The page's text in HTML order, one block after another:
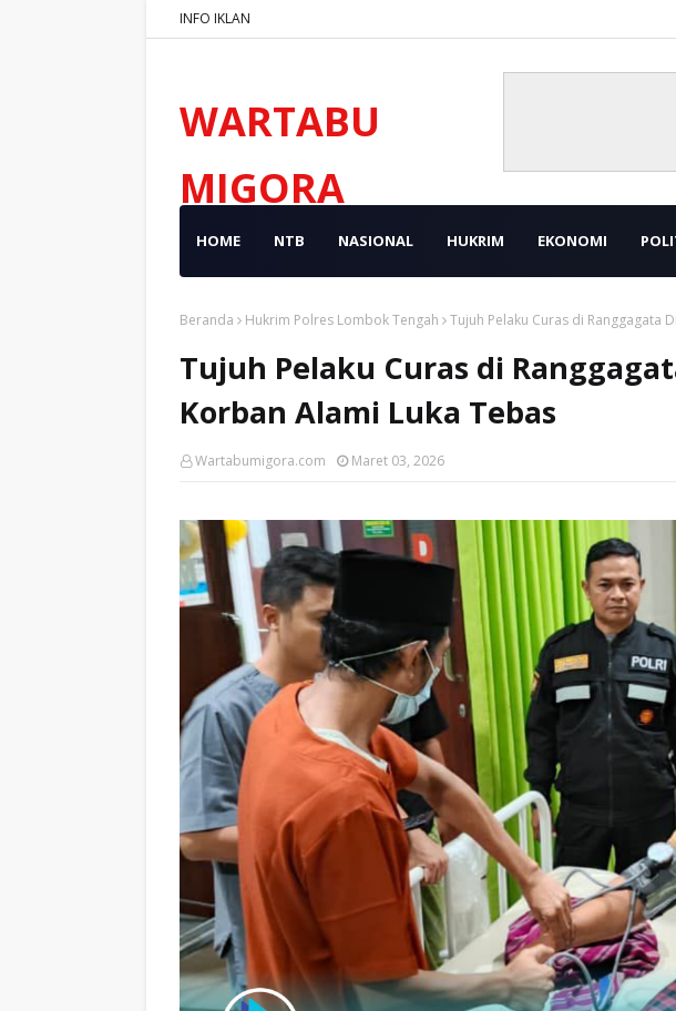
INFO IKLAN
WARTABU
MIGORA
HOME NTB NASIONAL HUKRIM EKONOMI
Beranda Hukrim Polres Lombok Tengah Tujuh Pelaku Curas di Ranggagata
Tujuh Pelaku Curas di
Korban Alami Luka Tebas
Wartabumigora.com Maret 03, 2026